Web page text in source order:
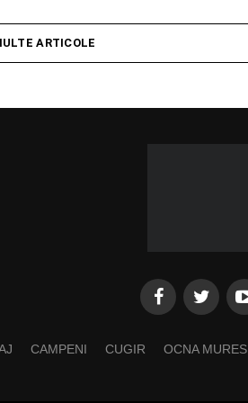
ARTICOLE
CAMPENI CUGIR OCNA MURES